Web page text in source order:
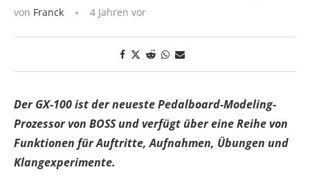
von Franck 4 Jahren vor
Der GX-100 ist der neueste Pedalboard-Modeling-
Prozessor von BOSS und verfügt über eine Reihe von
Funktionen für Auftritte, Aufnahmen, Übungen und
Klangexperimente.